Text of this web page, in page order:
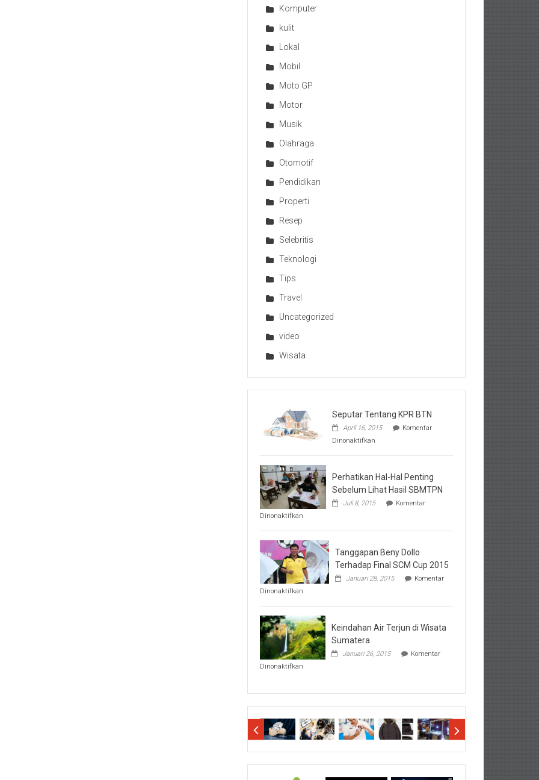
Komputer
kulit
Lokal
Mobil
Moto GP
Motor
Musik
Olahraga
Otomotif
Pendidikan
Properti
Resep
Selebritis
Teknologi
Tips
Travel
Uncategorized
video
Wisata
Seputar Tentang KPR BTN
April 16, 2015
Komentar
Dinonaktifkan
Tentang
BTN
Perhatikan Hal-Hal Penting
Sebelum Lihat Hasil SBMTPN
Juli 8, 2015
Komentar
Dinonaktifkan
Hal-
Hal
Penting
Sebelum
Lihat
Hasil
Tanggapan Beny Dollo
Terhadap Final SCM Cup 2015
Januari 28, 2015
Komentar
Dinonaktifkan
Beny
Dollo
Terhadap
Final
SCM
Cup
Keindahan Air Terjun di Wisata
Sumatera
Januari 26, 2015
Komentar
Dinonaktifkan
Terjun
Sumatera